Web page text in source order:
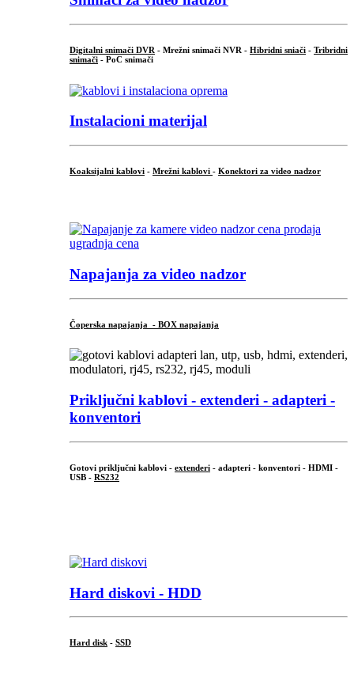
Digitalni snimači DVR - Mrežni snimači NVR - Hibridni sniači - Tribridni
snimači - PoC snimači
Instalacioni materijal
Koaksijalni kablovi - Mrežni kablovi - Konektori za video nadzor
Napajanja za video nadzor
Čoperska napajanja - BOX napajanja
Priključni kablovi - extenderi - adapteri -
konventori
Gotovi priključni kablovi - extenderi - adapteri - konventori - HDMI -
USB - RS232
Hard diskovi - HDD
Hard disk - SSD